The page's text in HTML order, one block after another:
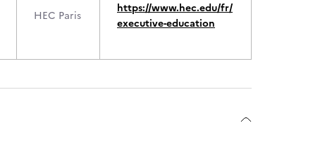
HEC Paris
https://www.hec.edu/fr/
executive-education